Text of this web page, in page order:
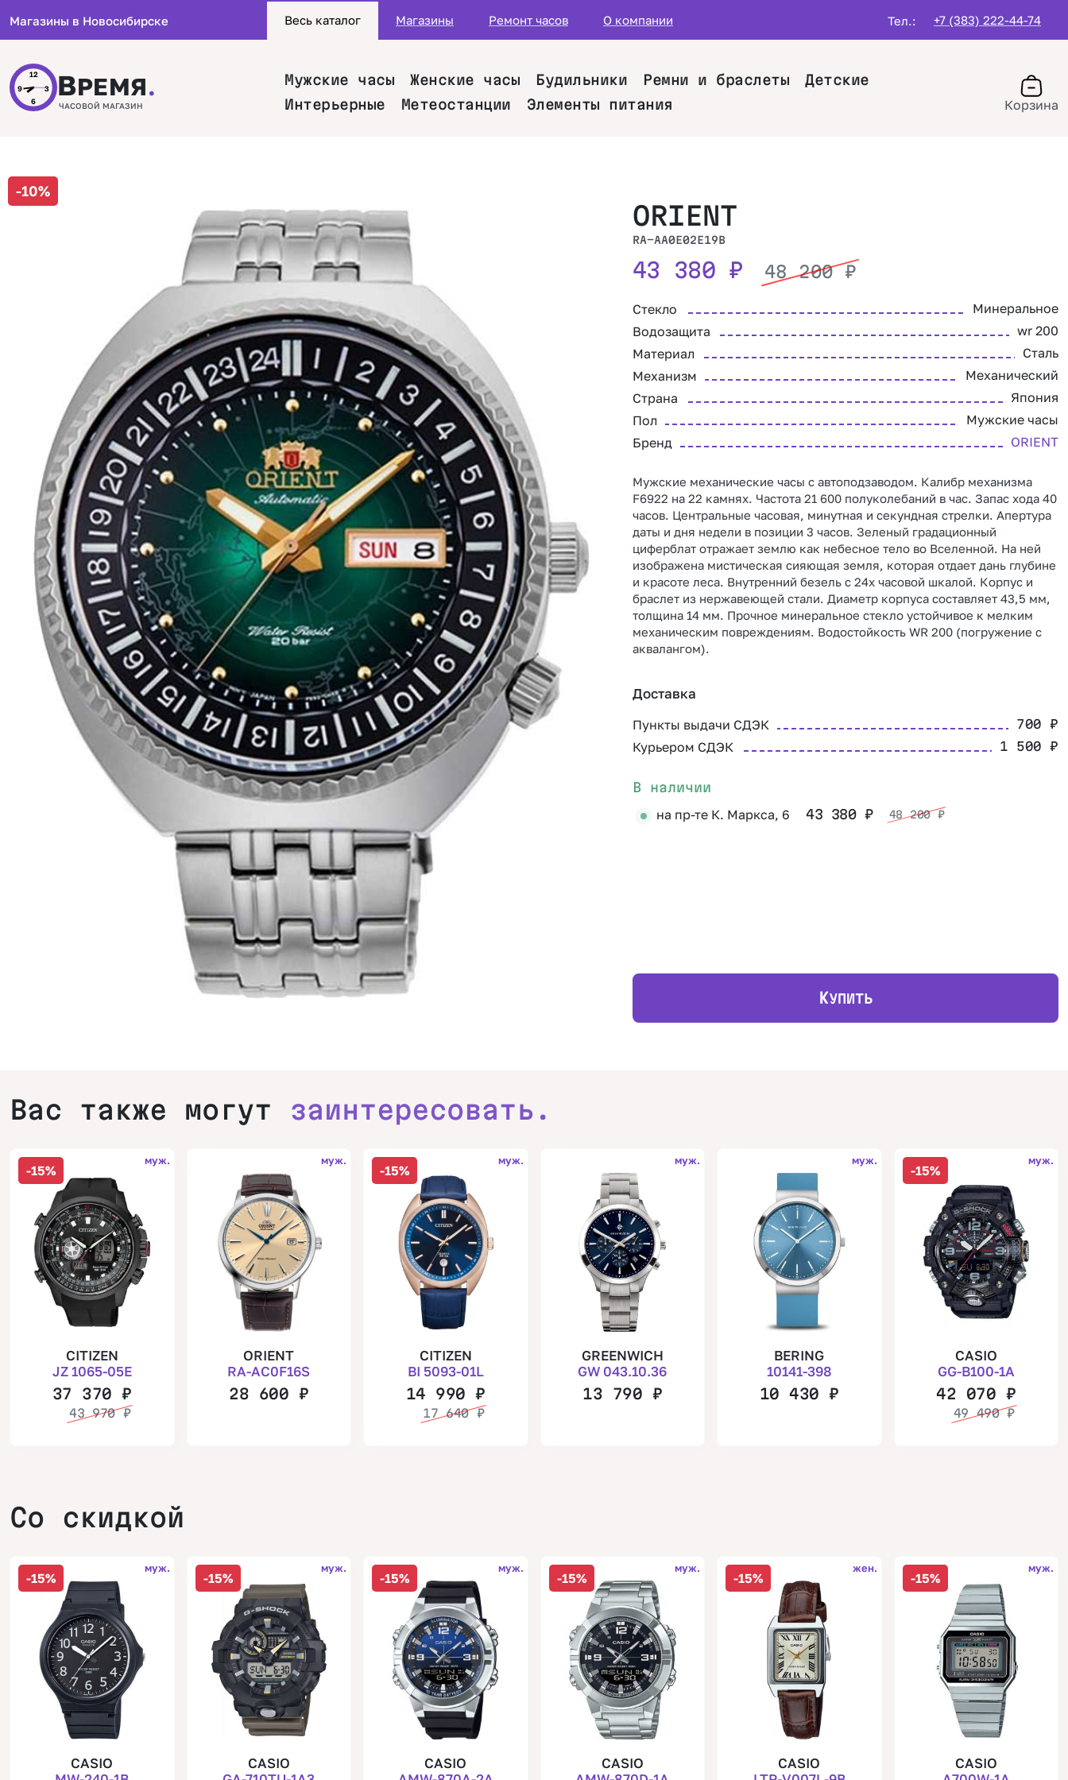
Магазины в Новосибирске Весь каталог Магазины Ремонт часов О компании Тел.: +7 (383) 222-44-74
12
3
6
9 ВРЕМЯ.
ЧАСОВОЙ МАГАЗИН
Мужские часы Женские часы Будильники Ремни и браслеты
Детские
Интерьерные
Метеостанции Элементы питания Корзина
-10%
ORIENT
RA-AA0E02E19B
43 380 ₽ 48 200₽
Стекло
Минеральное
Водозащита
wr 200
Материал
Сталь
Механизм
Механический
Страна
Япония
Пол
Мужские часы
Бренд
ORIENT
Мужские механические часы с автоподзаводом. Калибр механизма
F6922 на 22 камнях. Частота 21 600 полуколебаний в час. Запас хода 40
часов. Центральные часовая, минутная и секундная стрелки. Апертура
даты и дня недели в позиции 3 часов. Зеленый градационный
циферблат отражает землю как небесное тело во Вселенной. На ней
изображена мистическая сияющая земля, которая отдает дань глубине
и красоте леса. Внутренний безель с 24х часовой шкалой. Корпус и
браслет из нержавеющей стали. Диаметр корпуса составляет 43,5 мм,
толщина 14 мм. Прочное минеральное стекло устойчивое к мелким
механическим повреждениям. Водостойкость WR 200 (погружение с
аквалангом).
Доставка
Пункты выдачи СДЭК 700₽
Курьером СДЭК 1 500₽
В наличии
на пр-те К. Маркса, 6 43 380₽ 48 200₽
КУПИТЬ
Вас также могут заинтересовать.
-15%
муж.
CITIZEN
JZ 1065-05E
37 370₽
43 970₽
муж.
ORIENT
RA-AC0F16S
28 600 ₽
-15%
муж.
CITIZEN
BI 5093-01L
14 990₽
17 640₽
муж.
GREENWICH
GW 043.10.36
13 790 ₽
муж.
BERING
10141-398
10 430₽
-15%
муж.
CASIO
GG-B100-1A
42 070 ₽
49 490₽
Со скидкой
-15%
муж.
CASIO
-15%
муж.
CASIO
-15%
муж.
CASIO
-15%
муж.
CASIO
-15%
жен.
CASIO
-15%
муж.
CASIO